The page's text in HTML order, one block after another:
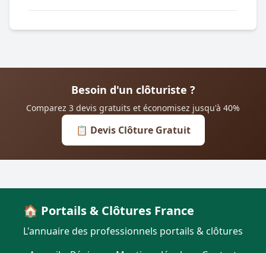
Besoin d'un clôturiste ?
Comparez 3 devis gratuits et économisez jusqu'à 40%
📋 Devis Clôture Gratuit
🏠 Portails & Clôtures France
L'annuaire des professionnels portails & clôtures